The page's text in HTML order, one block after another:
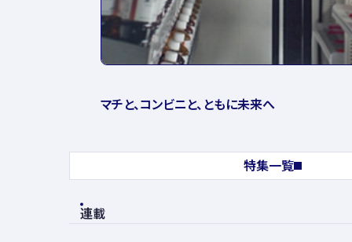
マチと、コンビニと、ともに未来へ
特集一覧
連載